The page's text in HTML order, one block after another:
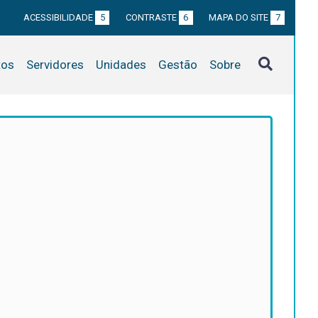
ACESSIBILIDADE 5 CONTRASTE 6 MAPA DO SITE 7
Servidores Unidades Gestão Sobre